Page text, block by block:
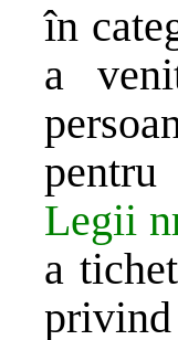
în
a
Legii
a
privind